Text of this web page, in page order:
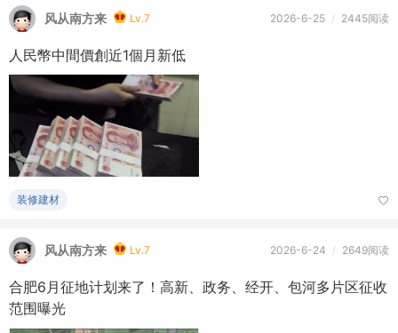
风从南方来 Lv.7 2026-6-25 / 2445阅读
人民幣中間價創近1個月新低
装修建材
风从南方来 Lv.7 2026-6-24 / 2649阅读
合肥6月征地计划来了！高新、政务、经开、包河多片区征收
范围曝光